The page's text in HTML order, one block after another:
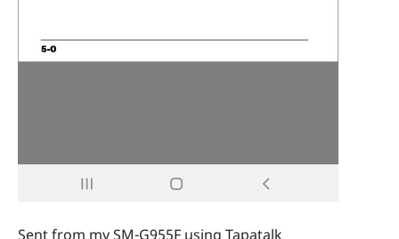
Sent from my SM-G955F using Tapatalk